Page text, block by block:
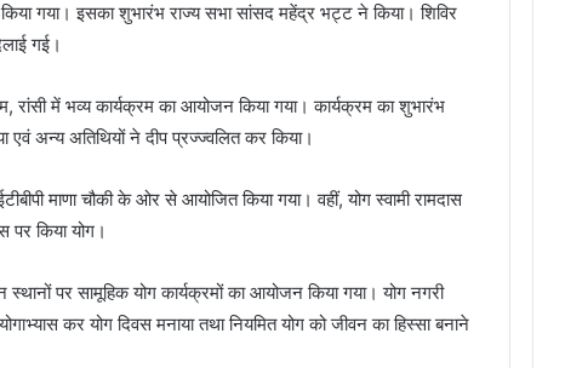
गया। इसका शुभारंभ राज्य सभा सांसद महेंद्र भट्ट ने किया। शिविर
गई।
में भव्य कार्यक्रम का आयोजन किया गया। कार्यक्रम का शुभारंभ
एवं अन्य अतिथियों ने दीप प्रज्ज्वलित कर किया।
माणा चौकी के ओर से आयोजित किया गया। वहीं, योग स्वामी रामदास
किया योग।
पर सामूहिक योग कार्यक्रमों का आयोजन किया गया। योग नगरी
कर योग दिवस मनाया तथा नियमित योग को जीवन का हिस्सा बनाने